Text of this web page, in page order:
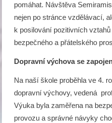
pomáhat. Návštěva
nejen po stránce vzdělávací,
k posilování pozitivních
bezpečného a přátelského
Dopravní výchova se
Na naší škole proběhla ve 4.
dopravní výchovy, vedená
Výuka byla zaměřena na
provozu a správné návyky